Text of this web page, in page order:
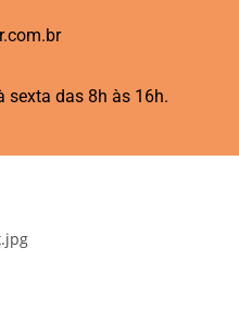
sexta das 8h às 16h.